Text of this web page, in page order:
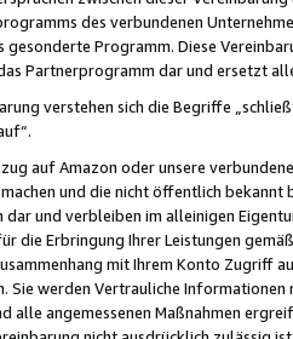
des verbundenen
gesonderte Programm. Diese
Partnerprogramm dar und ersetzt
verstehen sich die Begriffe
auf Amazon oder unsere
und die nicht öffentlich
dar und verbleiben im alleinigen
die Erbringung Ihrer Leistungen
mit Ihrem Konto
Sie werden Vertrauliche
alle angemessenen Maßnahmen